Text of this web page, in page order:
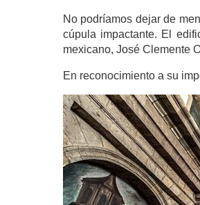
No podríamos dejar de
cúpula impactante. El
mexicano, José Clemente
En reconocimiento a su